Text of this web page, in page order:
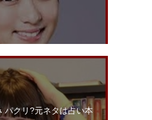
パクリ?元ネタは占い本